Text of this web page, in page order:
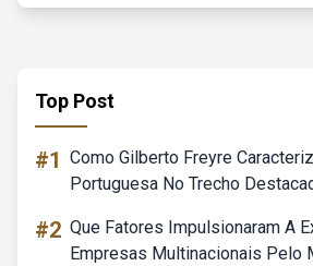
Top Post
#1 Como Gilberto Freyre
Portuguesa No Trecho
#2 Que Fatores Impulsionaram A
Empresas Multinacionais Pelo